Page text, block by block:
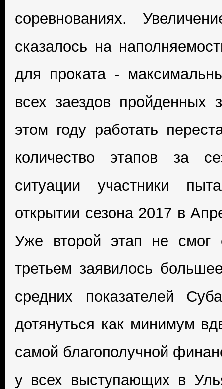
соревнованиях.
сказалось на
для проката -
всех заездов пройденных
этом году работать
количество этапов за
ситуации участники
открытии сезона 2017 в
Уже второй этап не смог
третьем заявилось
средних показателей
дотянуться как минимум
самой благополучной
у всех выступающих в